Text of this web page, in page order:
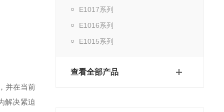
E1017系列
E1016系列
E1015系列
查看全部产品
并在当前
解决紧迫